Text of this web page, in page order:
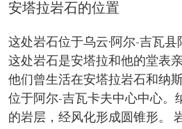
安塔拉岩石的位置
这处岩石位于乌云·阿尔-吉瓦县
这处岩石是安塔拉和他的堂表
他们曾生活在安塔拉岩石和纳
位于阿尔-吉瓦卡夫中心中心。
的岩层，经风化形成圆锥形。